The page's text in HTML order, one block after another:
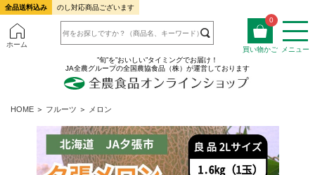
全品送料込み のし対応商品ございます
ホーム
0
買い物かご
メニュー
”旬”を”おいしい”タイミングでお届け！
JA全農グループの全国農協食品（株）が運営しております
HOME ＞ フルーツ ＞ メロン